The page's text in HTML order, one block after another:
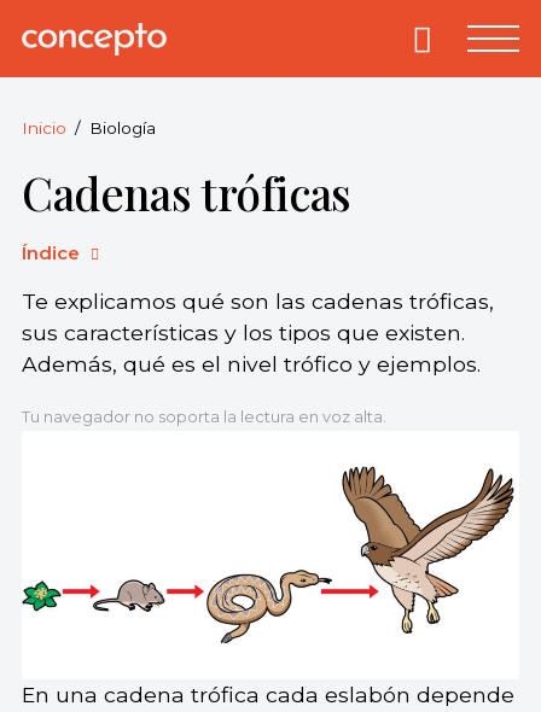
Concepto.
derechos
reservados.
Primary
Inicio Biología
Cadenas tróficas
Índice
Te explicamos qué son las cadenas tróficas,
sus características y los tipos que existen.
Además, qué es el nivel trófico y ejemplos.
Tu navegador no soporta la lectura en voz alta.
En una cadena trófica cada eslabón depende